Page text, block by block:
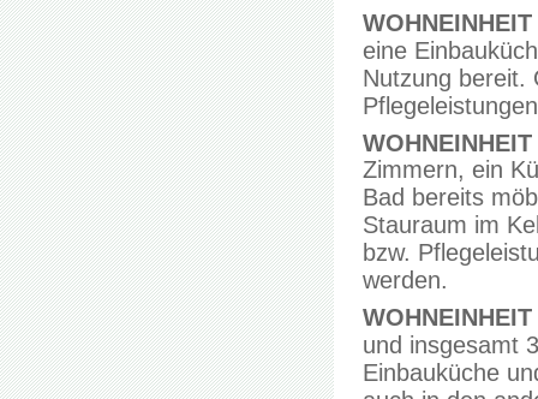
eine
Nutzung bereit.
Zimmern, ein
Bad bereits
Stauraum im
bzw.
werden.
und insgesamt
Einbauküche